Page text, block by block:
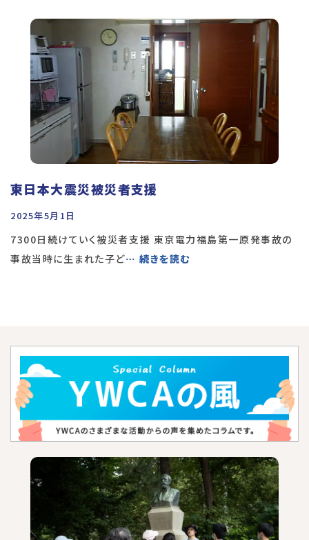
東日本大震災被災者支援
2025年5月1日
7300日続けていく被災者支援 東京電力福島第一原発事故の
事故当時に生まれた子ど… 続きを読む